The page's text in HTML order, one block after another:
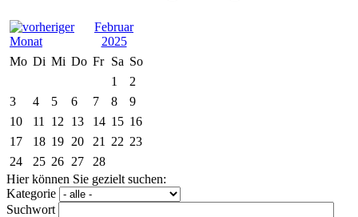
Februar
2025
Mo Di Mi Do Fr Sa So
1
2
3
4 5 6 7 8
9
10
11 12 13 14 15 16
17
18 19 20 21 22 23
24
25 26 27
28
Hier können Sie gezielt suchen:
Kategorie
Suchwort